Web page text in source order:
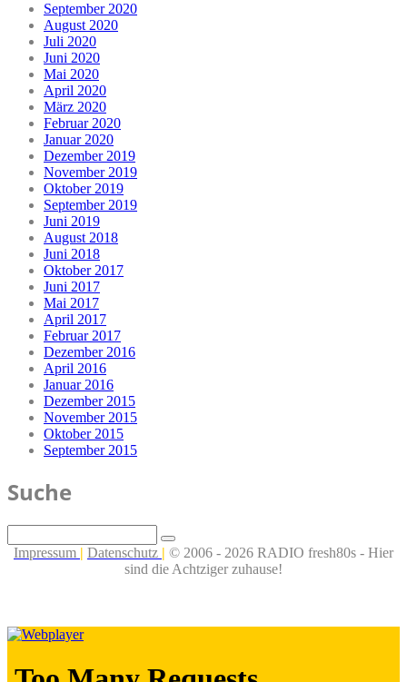
September 2020
August 2020
Juli 2020
Juni 2020
Mai 2020
April 2020
März 2020
Februar 2020
Januar 2020
Dezember 2019
November 2019
Oktober 2019
September 2019
Juni 2019
August 2018
Juni 2018
Oktober 2017
Juni 2017
Mai 2017
April 2017
Februar 2017
Dezember 2016
April 2016
Januar 2016
Dezember 2015
November 2015
Oktober 2015
September 2015
Suche
Impressum | Datenschutz | © 2006 - 2026 RADIO fresh80s - Hier
sind die Achtziger zuhause!